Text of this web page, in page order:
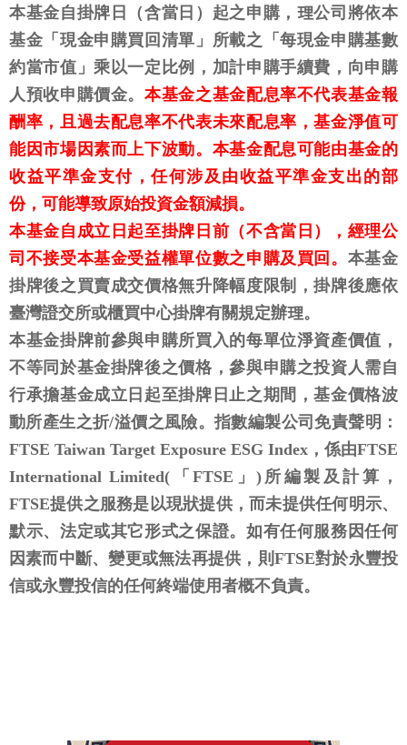
本基金自掛牌日（含當日）起之申購，理公司將依本
基金「現金申購買回清單」所載之「每現金申購基數
約當市值」乘以一定比例，加計申購手續費，向申購
人預收申購價金。本基金之基金配息率不代表基金報
酬率，且過去配息率不代表未來配息率，基金淨值可
能因市場因素而上下波動。本基金配息可能由基金的
收益平準金支付，任何涉及由收益平準金支出的部
份，可能導致原始投資金額減損。
本基金自成立日起至掛牌日前（不含當日），經理公
司不接受本基金受益權單位數之申購及買回。 本基金
掛牌後之買賣成交價格無升降幅度限制，掛牌後應依
臺灣證交所或櫃買中心掛牌有關規定辦理。
本基金掛牌前參與申購所買入的每單位淨資產價值，
不等同於基金掛牌後之價格，參與申購之投資人需自
行承擔基金成立日起至掛牌日止之期間，基金價格波
動所產生之折/溢價之風險。指數編製公司免責聲明：
FTSE Taiwan Target Exposure ESG Index，係由FTSE
International Limited(「FTSE」)所編製及計算，
FTSE提供之服務是以現狀提供，而未提供任何明示、
默示、法定或其它形式之保證。如有任何服務因任何
因素而中斷、變更或無法再提供，則FTSE對於永豐投
信或永豐投信的任何終端使用者概不負責。